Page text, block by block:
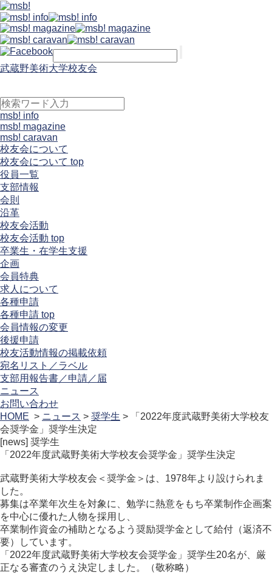
武蔵野美術大学校友会
msb! info
msb! magazine
msb! caravan
校友会について
校友会について top
役員一覧
支部情報
会則
沿革
校友会活動
校友会活動 top
卒業生・在学生支援
企画
会員特典
求人について
各種申請
各種申請 top
会員情報の変更
後援申請
校友活動情報の掲載依頼
宛名リスト／ラベル
支部用報告書／申請／届
ニュース
お問い合わせ
HOME > ニュース > 奨学生 > 「2022年度武蔵野美術大学校友
会奨学金」奨学生決定
[news] 奨学生
「2022年度武蔵野美術大学校友会奨学金」奨学生決定
武蔵野美術大学校友会＜奨学金＞は、1978年より設けられま
した。
募集は卒業年次生を対象に、勉学に熱意をもち卒業制作企画案
を中心に優れた人物を採用し、
卒業制作資金の補助となるよう奨励奨学金として給付（返済不
要）しています。
「2022年度武蔵野美術大学校友会奨学金」奨学生20名が、厳
正なる審査のうえ決定しました。（敬称略）